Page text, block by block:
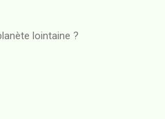
lointaine ?